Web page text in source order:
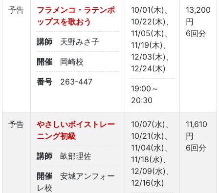
予告
フラメンコ・ラテンポ
ップスを歌おう
講師 天野みさ子
開催 岡崎校
番号 263-447
10/01(木)、
10/22(木)、
11/05(木)、
11/19(木)、
12/03(木)、
12/24(木)
19:00～
20:30
13,200
円
6回分
予告
やさしいボイストレー
ニング初級
講師 畝部理佐
開催
安城アンフォー
レ校
10/07(水)、
10/21(水)、
11/04(水)、
11/18(水)、
12/09(水)、
12/16(水)
11,610
円
6回分